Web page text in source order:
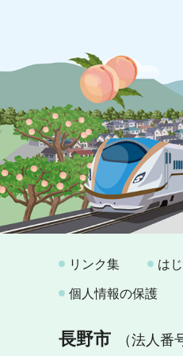
リンク集 は
個人情報の保護
長野市 （法人番